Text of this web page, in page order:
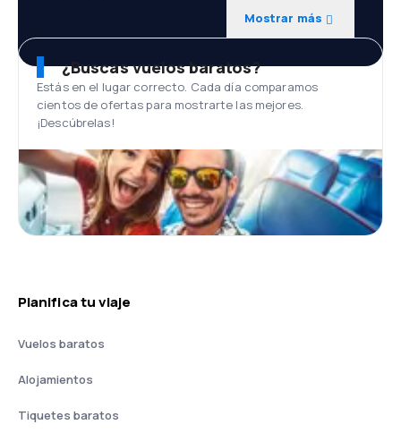
Mostrar más
¿Buscas vuelos baratos?
Estás en el lugar correcto. Cada día comparamos
cientos de ofertas para mostrarte las mejores.
¡Descúbrelas!
Planifica tu viaje
Vuelos baratos
Alojamientos
Tiquetes baratos